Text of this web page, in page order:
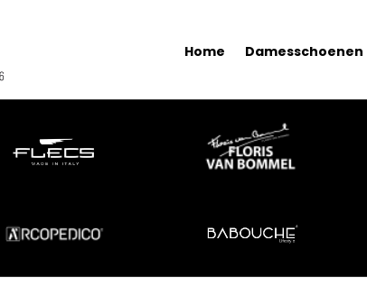
Home Damesschoenen